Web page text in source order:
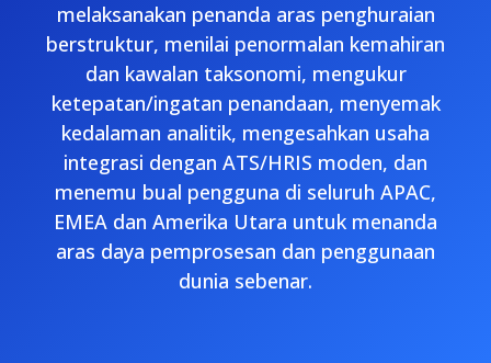
melaksanakan penanda aras penghuraian
berstruktur, menilai penormalan kemahiran
dan kawalan taksonomi, mengukur
ketepatan/ingatan penandaan, menyemak
kedalaman analitik, mengesahkan usaha
integrasi dengan ATS/HRIS moden, dan
menemu bual pengguna di seluruh APAC,
EMEA dan Amerika Utara untuk menanda
aras daya pemprosesan dan penggunaan
dunia sebenar.